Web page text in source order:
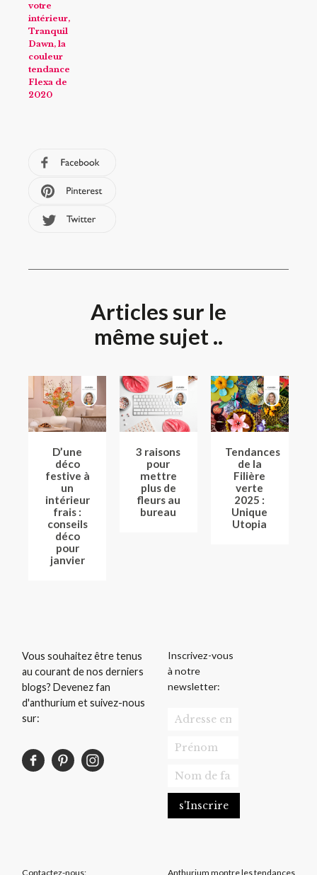
votre
intérieur,
Tranquil
Dawn, la
couleur
tendance
Flexa de
2020
Articles sur le
même sujet ..
D’une
déco
festive à
un
intérieur
frais :
conseils
déco
pour
janvier
3 raisons
pour
mettre
plus de
fleurs au
bureau
Tendances
de la
Filière
verte
2025 :
Unique
Utopia
Vous souhaitez être tenus
au courant de nos derniers
blogs? Devenez fan
d'anthurium et suivez-nous
sur:
Inscrivez-vous
à notre
newsletter:
Contactez-nous:
Anthurium montre les tendances